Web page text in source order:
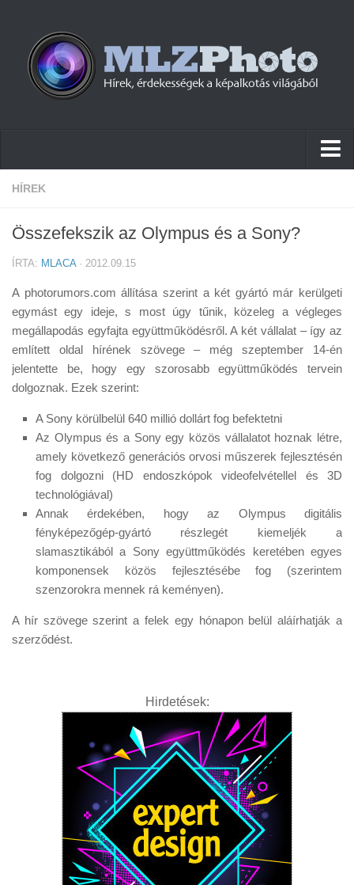
Hírek
Cikkek
Firmware
Tudástár
Érdekességek
Helyszíni Riport
HÍREK
Összefekszik az Olympus és a Sony?
ÍRTA: MLACA· 2012.09.15
A photorumors.com állítása szerint a két gyártó már kerülgeti
egymást egy ideje, s most úgy tűnik, közeleg a végleges
megállapodás egyfajta együttműködésről. A két vállalat – így az
említett oldal hírének szövege – még szeptember 14-én
jelentette be, hogy egy szorosabb együttműködés tervein
dolgoznak. Ezek szerint:
A Sony körülbelül 640 millió dollárt fog befektetni
Az Olympus és a Sony egy közös vállalatot hoznak létre,
amely következő generációs orvosi műszerek fejlesztésén
fog dolgozni (HD endoszkópok videofelvétellel és 3D
technológiával)
Annak érdekében, hogy az Olympus digitális
fényképezőgép-gyártó részlegét kiemeljék a
slamasztikából a Sony együttműködés keretében egyes
komponensek közös fejlesztésébe fog (szerintem
szenzorokra mennek rá keményen).
A hír szövege szerint a felek egy hónapon belül aláírhatják a
szerződést.
Hirdetések: